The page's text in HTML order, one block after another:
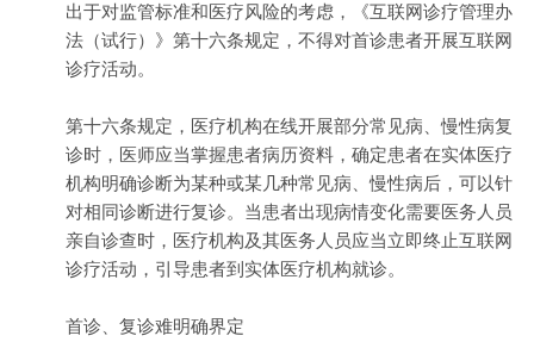
出于对监管标准和医疗风险的考虑，《互联网诊疗管理办
法（试行）》第十六条规定，不得对首诊患者开展互联网
诊疗活动。
第十六条规定，医疗机构在线开展部分常见病、慢性病复
诊时，医师应当掌握患者病历资料，确定患者在实体医疗
机构明确诊断为某种或某几种常见病、慢性病后，可以针
对相同诊断进行复诊。当患者出现病情变化需要医务人员
亲自诊查时，医疗机构及其医务人员应当立即终止互联网
诊疗活动，引导患者到实体医疗机构就诊。
首诊、复诊难明确界定